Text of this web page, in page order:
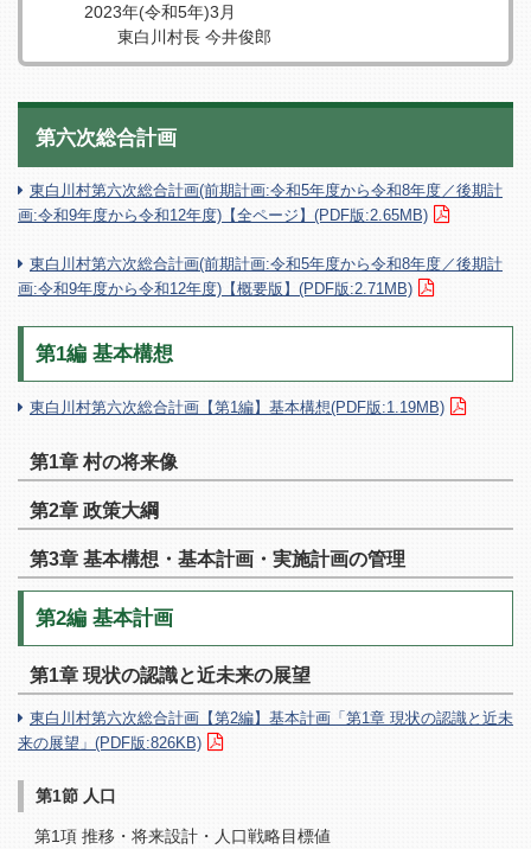
2023年(令和5年)3⽉
東⽩川村⻑ 今井俊郎
第六次総合計画
東白川村第六次総合計画(前期計画:令和5年度から令和8年度／後期計
画:令和9年度から令和12年度)【全ページ】(PDF版:2.65MB)
東白川村第六次総合計画(前期計画:令和5年度から令和8年度／後期計
画:令和9年度から令和12年度)【概要版】(PDF版:2.71MB)
第1編 基本構想
東白川村第六次総合計画【第1編】基本構想(PDF版:1.19MB)
第1章 村の将来像
第2章 政策大綱
第3章 基本構想・基本計画・実施計画の管理
第2編 基本計画
第1章 現状の認識と近未来の展望
東白川村第六次総合計画【第2編】基本計画「第1章 現状の認識と近未
来の展望」(PDF版:826KB)
第1節 人口
第1項 推移・将来設計・人口戦略目標値